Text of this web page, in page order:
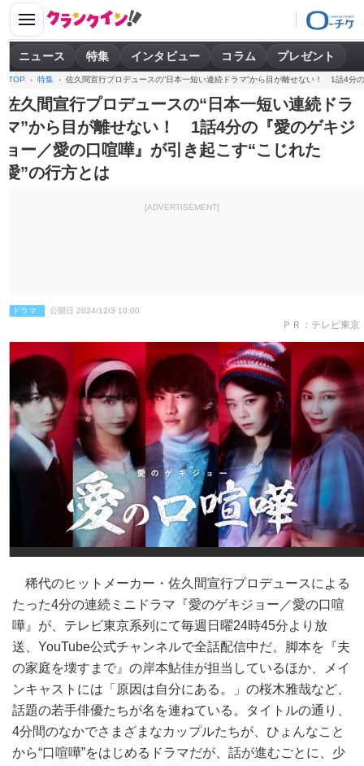
ニュース 特集 インタビュー コラム プレゼント
TOP 特集 佐久間宣行プロデュースの“日本一短い連続ドラマ”から目が離せない！ 1話4分
佐久間宣行プロデュースの“日本一短い連続ドラ
マ”から目が離せない！ 1話4分の『愛のゲキジ
ョー／愛の口喧嘩』が引き起こす“こじれた
愛”の行方とは
[ADVERTISEMENT]
ドラマ 公開日 2024/12/3 10:00
ＰＲ：テレビ東京
稀代のヒットメーカー・佐久間宣行プロデュースによる
たった4分の連続ミニドラマ『愛のゲキジョー／愛の口喧
嘩』が、テレビ東京系列にて毎週日曜24時45分より放
送、YouTube公式チャンネルで全話配信中だ。脚本を『夫
の家庭を壊すまで』の岸本鮎佳が担当しているほか、メイ
ンキャストには「原因は自分にある。」の桜木雅哉など、
話題の若手俳優たちが名を連ねている。タイトルの通り、
4分間のなかでさまざまなカップルたちが、ひょんなこと
から“口喧嘩”をはじめるドラマだが、話が進むごとに、少